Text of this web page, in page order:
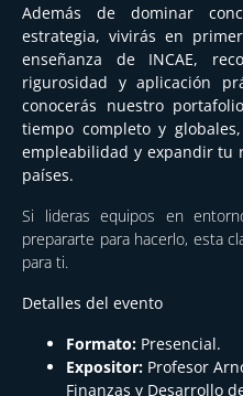
Además de dominar
estrategia, vivirás en
enseñanza de INCAE,
rigurosidad y aplicación
conocerás nuestro
tiempo completo y
empleabilidad y expandir tu
países.
Si lideras equipos en
prepararte para hacerlo, esta
para ti.
Detalles del evento
Formato: Presencial.
Expositor: Profesor
Finanzas y Desarrollo